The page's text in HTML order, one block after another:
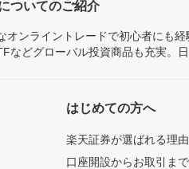
ついてのご紹介
オンライントレードで初心者にも
などグローバル投資商品も充実。
はじめての方へ
楽天証券が選ばれる理由
口座開設からお取引ま